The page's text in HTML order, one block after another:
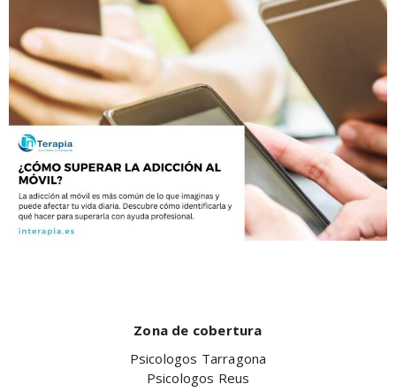
Zona de cobertura
Psicologos Tarragona
Psicologos Reus